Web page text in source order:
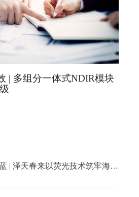
| 多组分一体式NDIR模块
守护蔚蓝 | 泽天春来以荧光技术筑牢海洋生态第一道防线